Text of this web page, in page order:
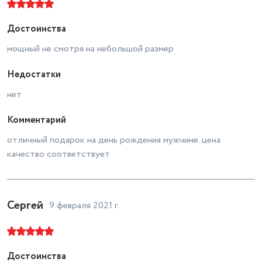
Достоинства
мощный не смотря на небольшой размер
Недостатки
нет
Комментарий
отличный подарок на день рождения мужчине. цена
качество соответствует
Сергей 9 февраля 2021 г.
Достоинства